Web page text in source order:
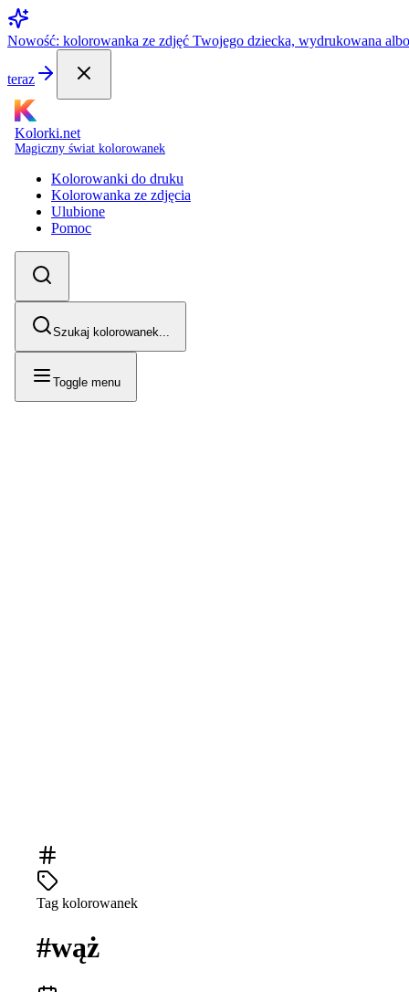
Nowość: kolorowanka ze zdjęć Twojego dziecka, wydrukowana
teraz
Kolorki.net
Magiczny świat kolorowanek
Kolorowanki do druku
Kolorowanka ze zdjęcia
Ulubione
Pomoc
Szukaj kolorowanek...
Toggle menu
Tag kolorowanek
#wąż